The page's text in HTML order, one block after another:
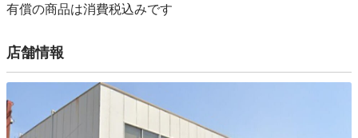
有償の商品は消費税込みです
店舗情報